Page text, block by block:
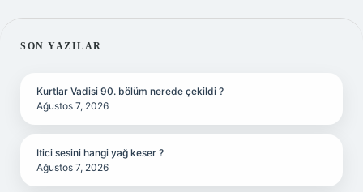
SIDEBAR
SON YAZILAR
Kurtlar Vadisi 90. bölüm nerede çekildi ?
Ağustos 7, 2026
Itici sesini hangi yağ keser ?
Ağustos 7, 2026